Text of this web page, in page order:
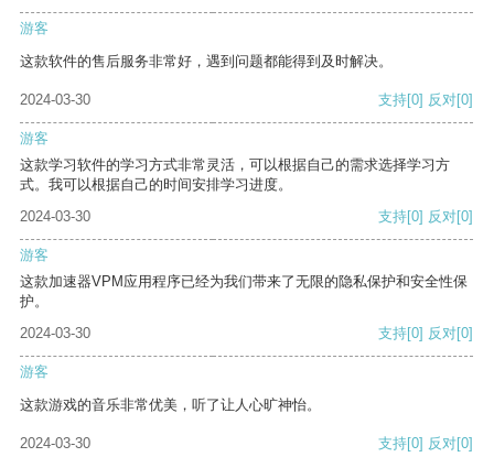
游客
这款软件的售后服务非常好，遇到问题都能得到及时解决。
2024-03-30 支持[0] 反对[0]
游客
这款学习软件的学习方式非常灵活，可以根据自己的需求选择学习方
式。我可以根据自己的时间安排学习进度。
2024-03-30
支持[0] 反对[0]
游客
这款加速器VPM应用程序已经为我们带来了无限的隐私保护和安全性保
护。
2024-03-30
支持[0] 反对[0]
游客
这款游戏的音乐非常优美，听了让人心旷神怡。
2024-03-30 支持[0] 反对[0]